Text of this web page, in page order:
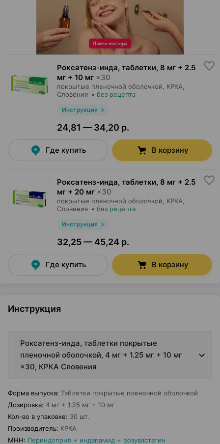
Роксатенз-инда, таблетки, 8 мг + 2.5
мг + 10 мг ×30
покрытые пленочной оболочкой, КРКА
Словения • без рецепта
Инструкция
24,81 — 34,20 р.
Где купить В корзину
Роксатенз-инда, таблетки, 8 мг + 2.5
мг + 20 мг ×30
покрытые пленочной оболочкой, КРКА
Словения • без рецепта
Инструкция
32,25 — 45,24 р.
Где купить В корзину
Инструкция
Роксатенз-инда, таблетки покрытые
пленочной оболочкой, 4 мг + 1.25 мг + 10 мг
×30, КРКА Словения
Форма выпуска: Таблетки покрытые пленочной оболочкой
Дозировка: 4 мг + 1.25 мг + 10 мг
Кол-во в упаковке: 30 шт.
Производитель: КРКА
МНН: Периндоприл + индапамид + розувастатин